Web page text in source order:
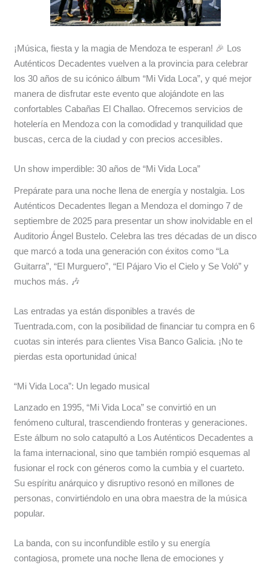
¡Música, fiesta y la magia de Mendoza te esperan! 🎉 Los
Auténticos Decadentes vuelven a la provincia para celebrar
los 30 años de su icónico álbum “Mi Vida Loca”, y qué mejor
manera de disfrutar este evento que alojándote en las
confortables Cabañas El Challao. Ofrecemos servicios de
hotelería en Mendoza con la comodidad y tranquilidad que
buscas, cerca de la ciudad y con precios accesibles.
Un show imperdible: 30 años de “Mi Vida Loca”
Prepárate para una noche llena de energía y nostalgia. Los
Auténticos Decadentes llegan a Mendoza el domingo 7 de
septiembre de 2025 para presentar un show inolvidable en el
Auditorio Ángel Bustelo. Celebra las tres décadas de un disco
que marcó a toda una generación con éxitos como “La
Guitarra”, “El Murguero”, “El Pájaro Vio el Cielo y Se Voló” y
muchos más. 🎶
Las entradas ya están disponibles a través de
Tuentrada.com, con la posibilidad de financiar tu compra en 6
cuotas sin interés para clientes Visa Banco Galicia. ¡No te
pierdas esta oportunidad única!
“Mi Vida Loca”: Un legado musical
Lanzado en 1995, “Mi Vida Loca” se convirtió en un
fenómeno cultural, trascendiendo fronteras y generaciones.
Este álbum no solo catapultó a Los Auténticos Decadentes a
la fama internacional, sino que también rompió esquemas al
fusionar el rock con géneros como la cumbia y el cuarteto.
Su espíritu anárquico y disruptivo resonó en millones de
personas, convirtiéndolo en una obra maestra de la música
popular.
La banda, con su inconfundible estilo y su energía
contagiosa, promete una noche llena de emociones y